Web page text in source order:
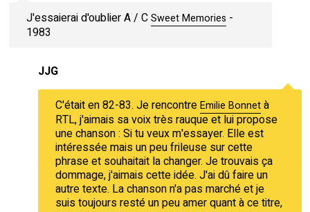
J'essaierai d'oublier A / CSweet Memories -
1983
JJG
C'était en 82-83. Je rencontreEmilie Bonnetà
RTL, j'aimais sa voix très rauque et lui propose
une chanson : Si tu veux m'essayer. Elle est
intéressée mais un peu frileuse sur cette
phrase et souhaitait la changer. Je trouvais ça
dommage, j'aimais cette idée. J'ai dû faire un
autre texte. La chanson n'a pas marché et je
suis toujours resté un peu amer quant à ce titre,